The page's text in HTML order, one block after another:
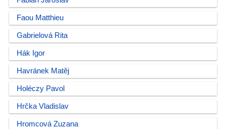
Faou Matthieu
Gabrielová Rita
Hák Igor
Havránek Matěj
Holéczy Pavol
Hrčka Vladislav
Hromcová Zuzana